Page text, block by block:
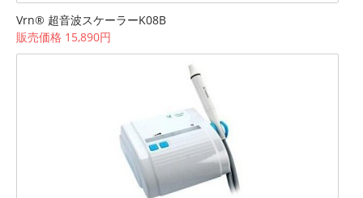
Vrn® 超音波スケーラーK08B
販売価格 15,890円